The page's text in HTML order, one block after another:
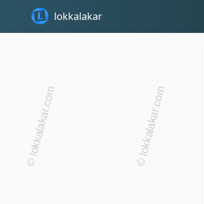
lokkalakar